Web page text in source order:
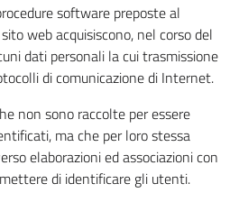
software preposte al
web acquisiscono, nel corso del
dati personali la cui trasmissione
di comunicazione di Internet.
non sono raccolte per essere
ma che per loro stessa
elaborazioni ed associazioni con
di identificare gli utenti.